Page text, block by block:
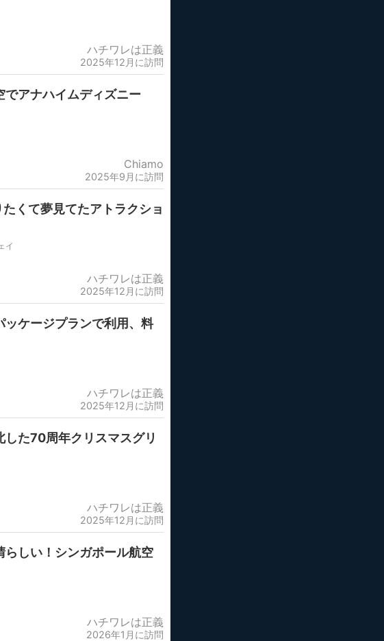
ハチワレは正義
2025年12月に訪問
でアナハイムディズニー
Chiamo
2025年9月に訪問
くて夢見てたアトラクショ
イ
ハチワレは正義
2025年12月に訪問
ッケージプランで利用、料
ハチワレは正義
2025年12月に訪問
た70周年クリスマスグリ
ハチワレは正義
2025年12月に訪問
しい！シンガポール航空
ハチワレは正義
2026年1月に訪問